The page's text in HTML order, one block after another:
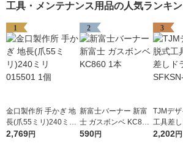
工具・メンテナンス用品の人気ランキ
1
金口製作所 手かぎ 地
長(爪55ミリ)240ミリ
015501 1個
2,769円
2
新富士バーナー 新富
士 ガスボンベ KC860
1本
590円
3
TJMデ
工具差
イバー用
2,202円